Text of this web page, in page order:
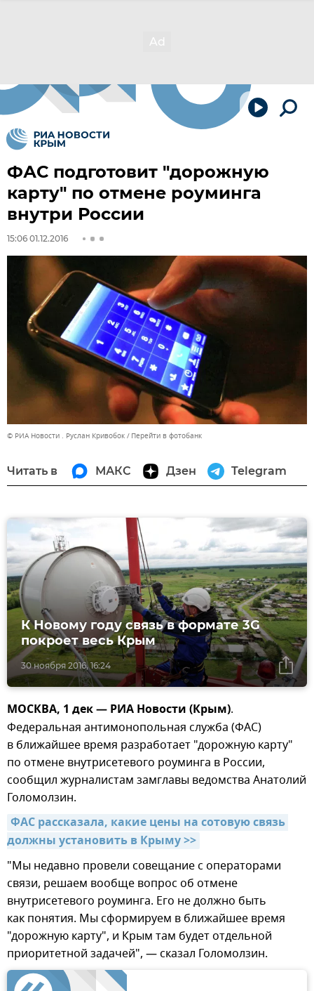
ФАС подготовит "дорожную
карту" по отмене роуминга
внутри России
15:06 01.12.2016
© РИА Новости . Руслан Кривобок Перейти в фотобанк
Читать в МАКС Дзен Telegram
30 ноября 2016, 16:24
К Новому году связь в формате 3G
покроет весь Крым
МОСКВА, 1 дек — РИА Новости (Крым).
Федеральная антимонопольная служба (ФАС)
в ближайшее время разработает "дорожную карту"
по отмене внутрисетевого роуминга в России,
сообщил журналистам замглавы ведомства Анатолий
Голомолзин.
ФАС рассказала, какие цены на сотовую связь
должны установить в Крыму >>
"Мы недавно провели совещание с операторами
связи, решаем вообще вопрос об отмене
внутрисетевого роуминга. Его не должно быть
как понятия. Мы сформируем в ближайшее время
"дорожную карту", и Крым там будет отдельной
приоритетной задачей", — сказал Голомолзин.